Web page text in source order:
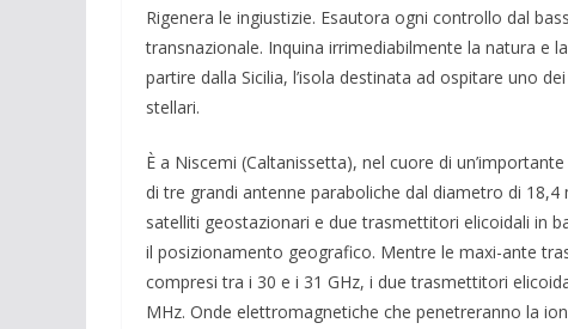
Rigenera le ingiustizie. Esauto­ra ogni controllo dal
transnazionale. Inquina irrimediabilmente la natura e
partire dalla Sicilia, l’iso­la de­stinata ad ospitare uno
stellari.
È a Niscemi (Caltanissetta), nel cuore di
di tre grandi antenne paraboliche dal dia­metro di
satelliti geostazio­nari e due trasmettitori elicoida­li in
il posiziona­mento geografi­co. Mentre le maxi-ante
compresi tra i 30 e i 31 GHz, i due tra­smettitori
MHz. Onde elettroma­gnetiche che penetreran­no la